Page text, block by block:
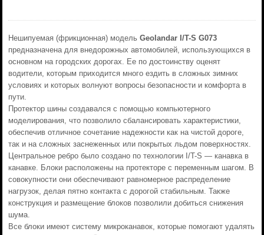
Нешипуемая (фрикционная) модель Geolandar I/T-S G073
предназначена для внедорожных автомобилей, использующихся в
основном на городских дорогах. Ее по достоинству оценят
водители, которым приходится много ездить в сложных зимних
условиях и которых волнуют вопросы безопасности и комфорта в
пути.
Протектор шины создавался с помощью компьютерного
моделирования, что позволило сбалансировать характеристики,
обеспечив отличное сочетание надежности как на чистой дороге,
так и на сложных заснеженных или покрытых льдом поверхностях.
Центральное ребро было создано по технологии I/T-S — канавка в
канавке. Блоки расположены на протекторе с переменным шагом. В
совокупности они обеспечивают равномерное распределение
нагрузок, делая пятно контакта с дорогой стабильным. Также
конструкция и размещение блоков позволили добиться снижения
шума.
Все блоки имеют систему микроканавок, которые помогают удалять